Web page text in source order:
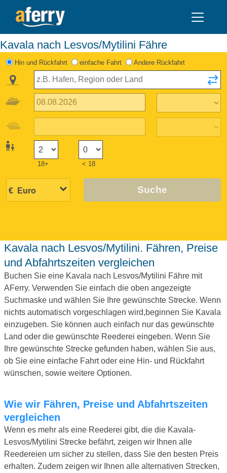
Kavala nach Lesvos/Mytilini Fähre
Hin und Rückfahrt einfache Fahrt Andere Rückfahrt
18+ < 18
Suche
Kavala nach Lesvos/Mytilini. Fähren, Preise
und Abfahrtszeiten vergleichen
Buchen Sie eine Kavala nach Lesvos/Mytilini Fähre mit
AFerry. Verwenden Sie einfach die oben angezeigte
Suchmaske und wählen Sie Ihre gewünschte Strecke. Wenn
nichts automatisch vorgeschlagen wird,beginnen Sie Kavala
einzugeben. Sie können auch einfach nur das gewünschte
Land oder die gewünschte Reederei eingeben. Wenn Sie
Ihre gewünschte Strecke gefunden haben, wählen Sie aus,
ob Sie eine einfache Fahrt oder eine Hin- und Rückfahrt
wünschen, sowie weitere Optionen.
Wie wir Fähren, Preise und Abfahrtszeiten
vergleichen
Wenn es mehr als eine Reederei gibt, die die Kavala-
Lesvos/Mytilini Strecke befährt, zeigen wir Ihnen alle
Reedereien um sicher zu stellen, dass Sie den besten Preis
erhalten. Zudem zeigen wir Ihnen alle alternativen Strecken,